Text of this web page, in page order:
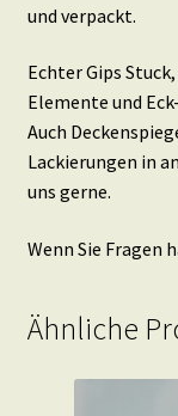
und verpackt.
Echter Gips
Elemente und
Auch
Lackierungen in
uns gerne.
Wenn Sie Fragen
Ähnliche